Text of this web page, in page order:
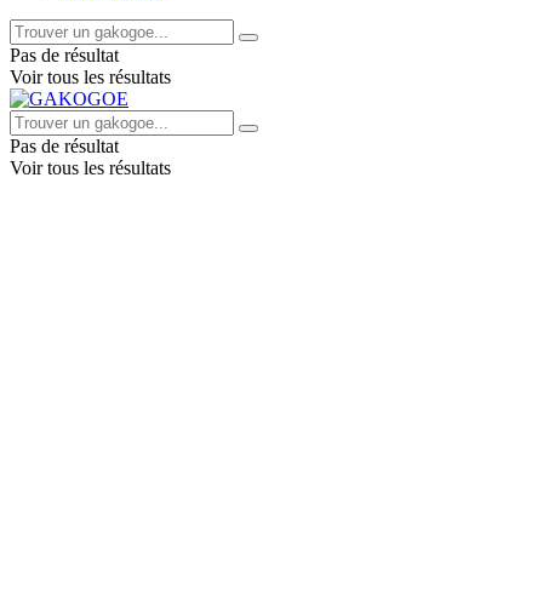
Pas de résultat
Voir tous les résultats
Pas de résultat
Voir tous les résultats